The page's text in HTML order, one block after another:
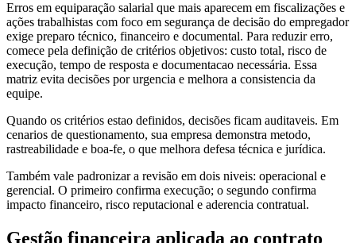
Erros em equiparação salarial que mais aparecem em fiscalizações e
ações trabalhistas com foco em segurança de decisão do empregador
exige preparo técnico, financeiro e documental. Para reduzir erro,
comece pela definição de critérios objetivos: custo total, risco de
execução, tempo de resposta e documentacao necessária. Essa
matriz evita decisões por urgencia e melhora a consistencia da
equipe.
Quando os critérios estao definidos, decisões ficam auditaveis. Em
cenarios de questionamento, sua empresa demonstra metodo,
rastreabilidade e boa-fe, o que melhora defesa técnica e jurídica.
Também vale padronizar a revisão em dois niveis: operacional e
gerencial. O primeiro confirma execução; o segundo confirma
impacto financeiro, risco reputacional e aderencia contratual.
Gestão financeira aplicada ao contrato